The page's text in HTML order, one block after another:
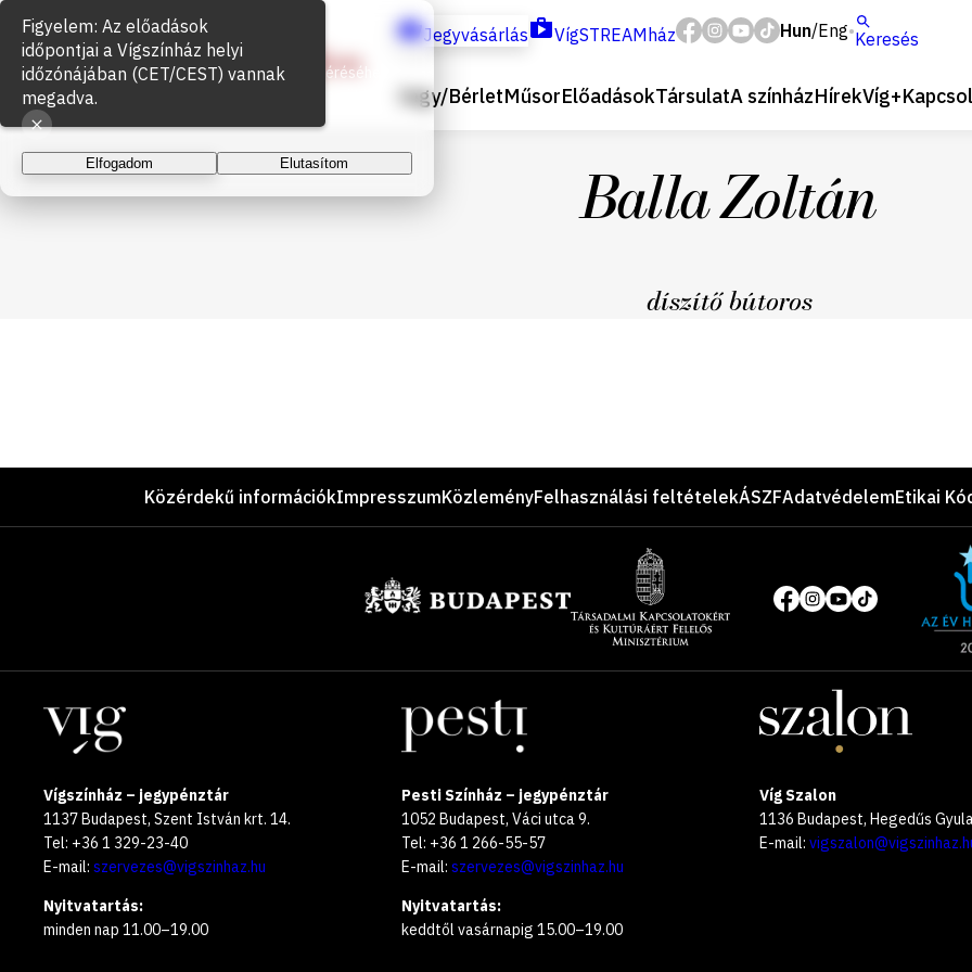
Jegyvásárlás VígSTREAMház Hun/Eng Keresés
Jegy/BérletMűsorElőadásokTársulatA színházHírekVíg+
Balla Zoltán
díszítő bútoros
Közérdekű információkImpresszumKözleményFelhasználási feltételekÁSZFAdatvédelemEtikai
Közösségi
média
the
Helyszínek
Vígszínház – jegypénztár
1137 Budapest, Szent István krt. 14.
Tel: +36 1 329-23-40
E-mail: szervezes@vigszinhaz.hu
Nyitvatartás:
minden nap 11.00–19.00
Pesti Színház – jegypénztár
1052 Budapest, Váci utca 9.
Tel: +36 1 266-55-57
E-mail: szervezes@vigszinhaz.hu
Nyitvatartás:
keddtől vasárnapig 15.00–19.00
Víg Szalon
1136 Budapest, Hegedűs
E-mail:
Figyelem: Az előadások
időpontjai a Vígszínház helyi
időzónájában (CET/CEST) vannak
megadva.
Sütik használata
Az oldal működéséhez és a látogatottság méréséhez
sütiket használunk. A folytatással elfogadja a sütik
használatát.
Elfogadom Elutasítom